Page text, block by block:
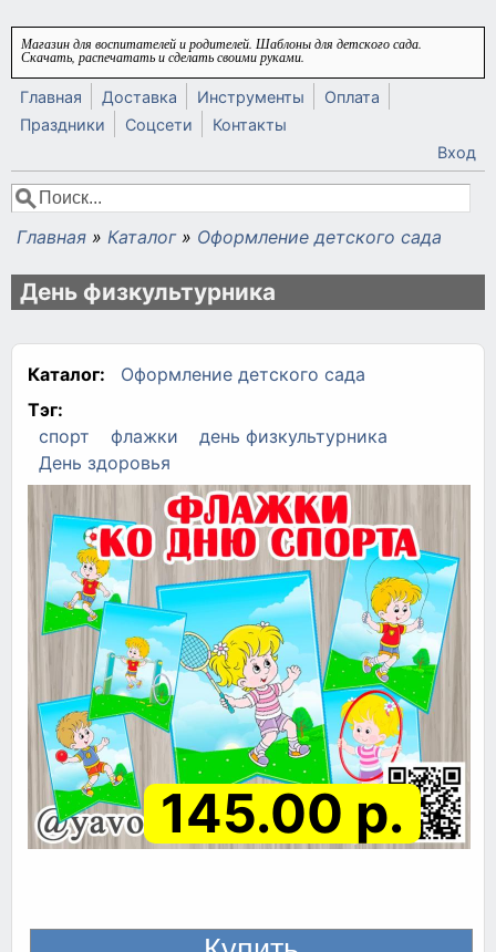
Перейти к основному содержанию
Магазин для воспитателей и родителей. Шаблоны для детского сада.
Скачать, распечатать и сделать своими руками.
Главная Доставка Инструменты
Оплата
Праздники
Соцсети
Контакты
Вход
Форма поиска
Поиск
Вы здесь
Главная » Каталог » Оформление детского сада
День физкультурника
Каталог:
Оформление детского сада
Тэг:
спорт
флажки
день физкультурника
День здоровья
145.00 р.